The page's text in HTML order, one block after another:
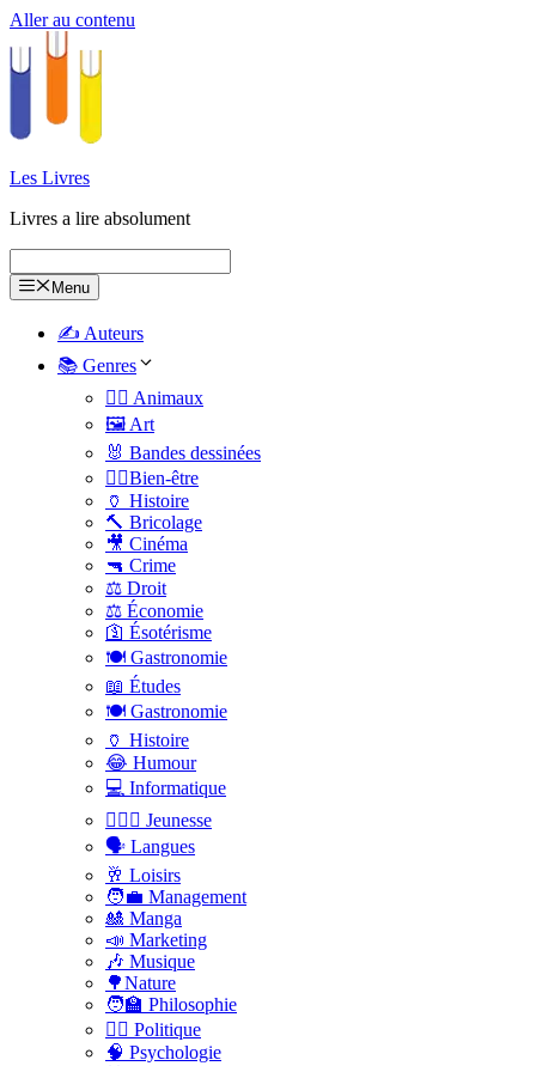
Aller au contenu
Les Livres
Livres a lire absolument
Menu
✍️ Auteurs
📚 Genres
🐕‍🦺 Animaux
🖼️ Art
🐰 Bandes dessinées
🧑‍⚕️Bien-être
🏺 Histoire
🔨 Bricolage
🎥 Cinéma
🔫 Crime
⚖️ Droit
⚖️ Économie
🛐 Ésotérisme
🍽️ Gastronomie
📖 Études
🍽️ Gastronomie
🏺 Histoire
😂 Humour
💻 Informatique
🤸🏽‍♀️ Jeunesse
🗣 Langues
🥂 Loisirs
🧑‍💼 Management
🎎 Manga
📣 Marketing
🎶 Musique
🌳Nature
🧑‍🏫 Philosophie
👨‍⚖️ Politique
🧠 Psychologie